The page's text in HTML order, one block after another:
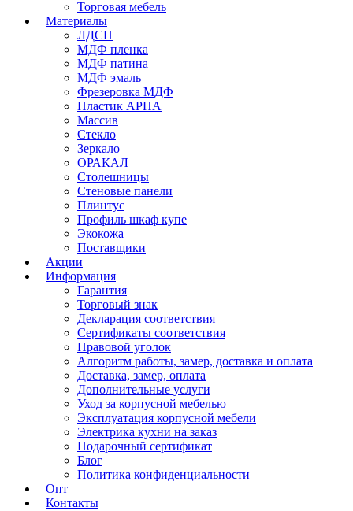
Торговая мебель
Материалы
ЛДСП
МДФ пленка
МДФ патина
МДФ эмаль
Фрезеровка МДФ
Пластик АРПА
Массив
Стекло
Зеркало
ОРАКАЛ
Столешницы
Стеновые панели
Плинтус
Профиль шкаф купе
Экокожа
Поставщики
Акции
Информация
Гарантия
Торговый знак
Декларация соответствия
Сертификаты соответствия
Правовой уголок
Алгоритм работы, замер, доставка и оплата
Доставка, замер, оплата
Дополнительные услуги
Уход за корпусной мебелью
Эксплуатация корпусной мебели
Электрика кухни на заказ
Подарочный сертификат
Блог
Политика конфиденциальности
Опт
Контакты